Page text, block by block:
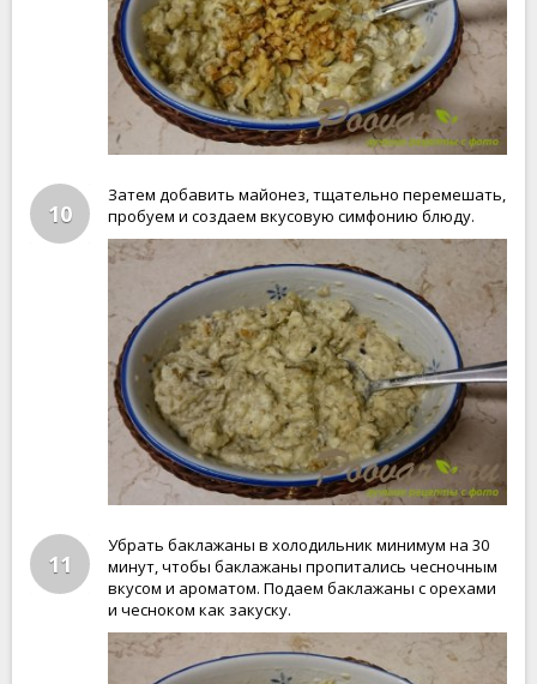
10
Затем добавить майонез, тщательно перемешать,
пробуем и создаем вкусовую симфонию блюду.
11
Убрать баклажаны в холодильник минимум на 30
минут, чтобы баклажаны пропитались чесночным
вкусом и ароматом. Подаем баклажаны с орехами
и чесноком как закуску.